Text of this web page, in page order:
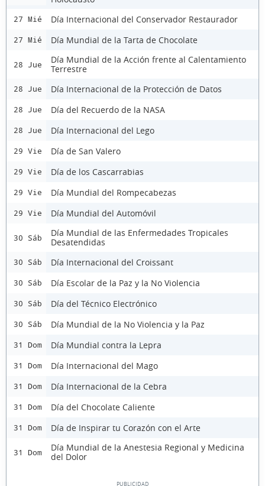
27 Mié Día Internacional del Conservador Restaurador
27 Mié Día Mundial de la Tarta de Chocolate
28 Jue
Día Mundial de la Acción frente al Calentamiento
Terrestre
28 Jue Día Internacional de la Protección de Datos
28 Jue Día del Recuerdo de la NASA
28 Jue Día Internacional del Lego
29 Vie Día de San Valero
29 Vie Día de los Cascarrabias
29 Vie Día Mundial del Rompecabezas
29 Vie Día Mundial del Automóvil
30 Sáb
Día Mundial de las Enfermedades Tropicales
Desatendidas
30 Sáb Día Internacional del Croissant
30 Sáb Día Escolar de la Paz y la No Violencia
30 Sáb Día del Técnico Electrónico
30 Sáb Día Mundial de la No Violencia y la Paz
31 Dom Día Mundial contra la Lepra
31 Dom Día Internacional del Mago
31 Dom Día Internacional de la Cebra
31 Dom Día del Chocolate Caliente
31 Dom Día de Inspirar tu Corazón con el Arte
31 Dom
Día Mundial de la Anestesia Regional y Medicina
del Dolor